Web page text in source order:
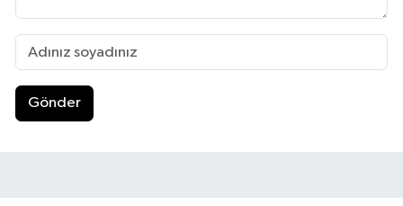
Gönder